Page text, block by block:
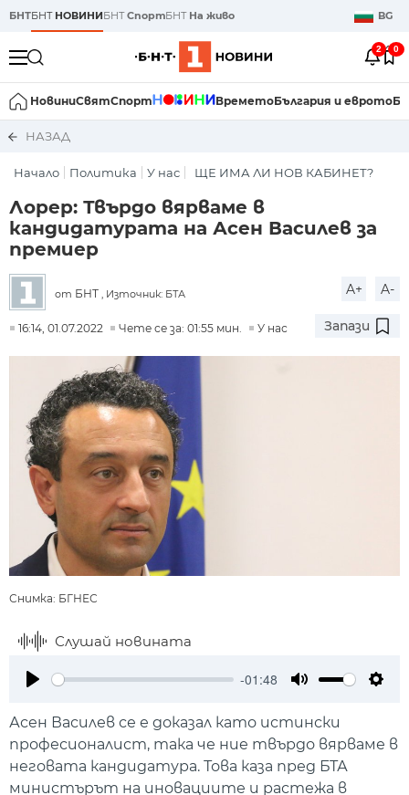
БНТБНТ НОВИНИБНТСпортБНТ На живо BG
2 0
НовиниСвятСпорт ВреметоБългария и еврото
НАЗАД
Начало Политика У нас ЩЕ ИМА ЛИ НОВ КАБИНЕТ?
Лорер: Твърдо вярваме в
кандидатурата на Асен Василев за
премиер
от БНТ , Източник: БТА A+ A-
16:14, 01.07.2022 Чете се за: 01:55 мин. У нас Запази
Снимка: БГНЕС
Слушай новината
-01:48
Асен Василев се е доказал като истински
професионалист, така че ние твърдо вярваме в
неговата кандидатура. Това каза пред БТА
министърът на иновациите и растежа в